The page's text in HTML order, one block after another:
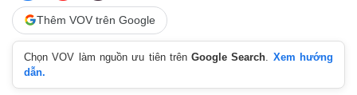
Kinh tế
Bất động sản
Giá vàng
Thêm VOV trên Google
Chọn VOV làm nguồn ưu tiên trênGoogle Search
Xem hướng
dẫn.